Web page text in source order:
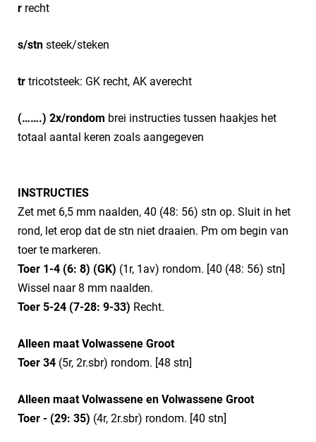
r recht
s/stn steek/steken
tr tricotsteek: GK recht, AK averecht
(…….) 2x/rondom brei instructies tussen haakjes het
totaal aantal keren zoals aangegeven
​INSTRUCTIES
Zet met 6,5 mm naalden, 40 (48: 56) stn op. Sluit in het
rond, let erop dat de stn niet draaien. Pm om begin van
toer te markeren.
Toer 1-4 (6: 8) (GK) (1r, 1av) rondom. [40 (48: 56) stn]
Wissel naar 8 mm naalden.
Toer 5-24 (7-28: 9-33) Recht.
Alleen maat Volwassene Groot
Toer 34 (5r, 2r.sbr) rondom. [48 stn]
Alleen maat Volwassene en Volwassene Groot
Toer - (29: 35) (4r, 2r.sbr) rondom. [40 stn]